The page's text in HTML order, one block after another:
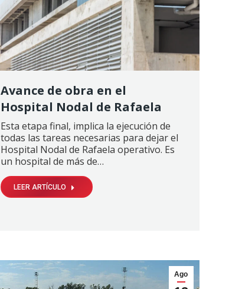
Avance de obra en el
Hospital Nodal de Rafaela
Esta etapa final, implica la ejecución de
todas las tareas necesarias para dejar el
Hospital Nodal de Rafaela operativo. Es
un hospital de más de…
LEER ARTÍCULO
Ago